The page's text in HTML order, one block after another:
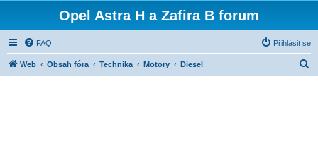
Opel Astra H a Zafira B forum
FAQ Přihlásit se
Web Obsah fóra Technika Motory Diesel